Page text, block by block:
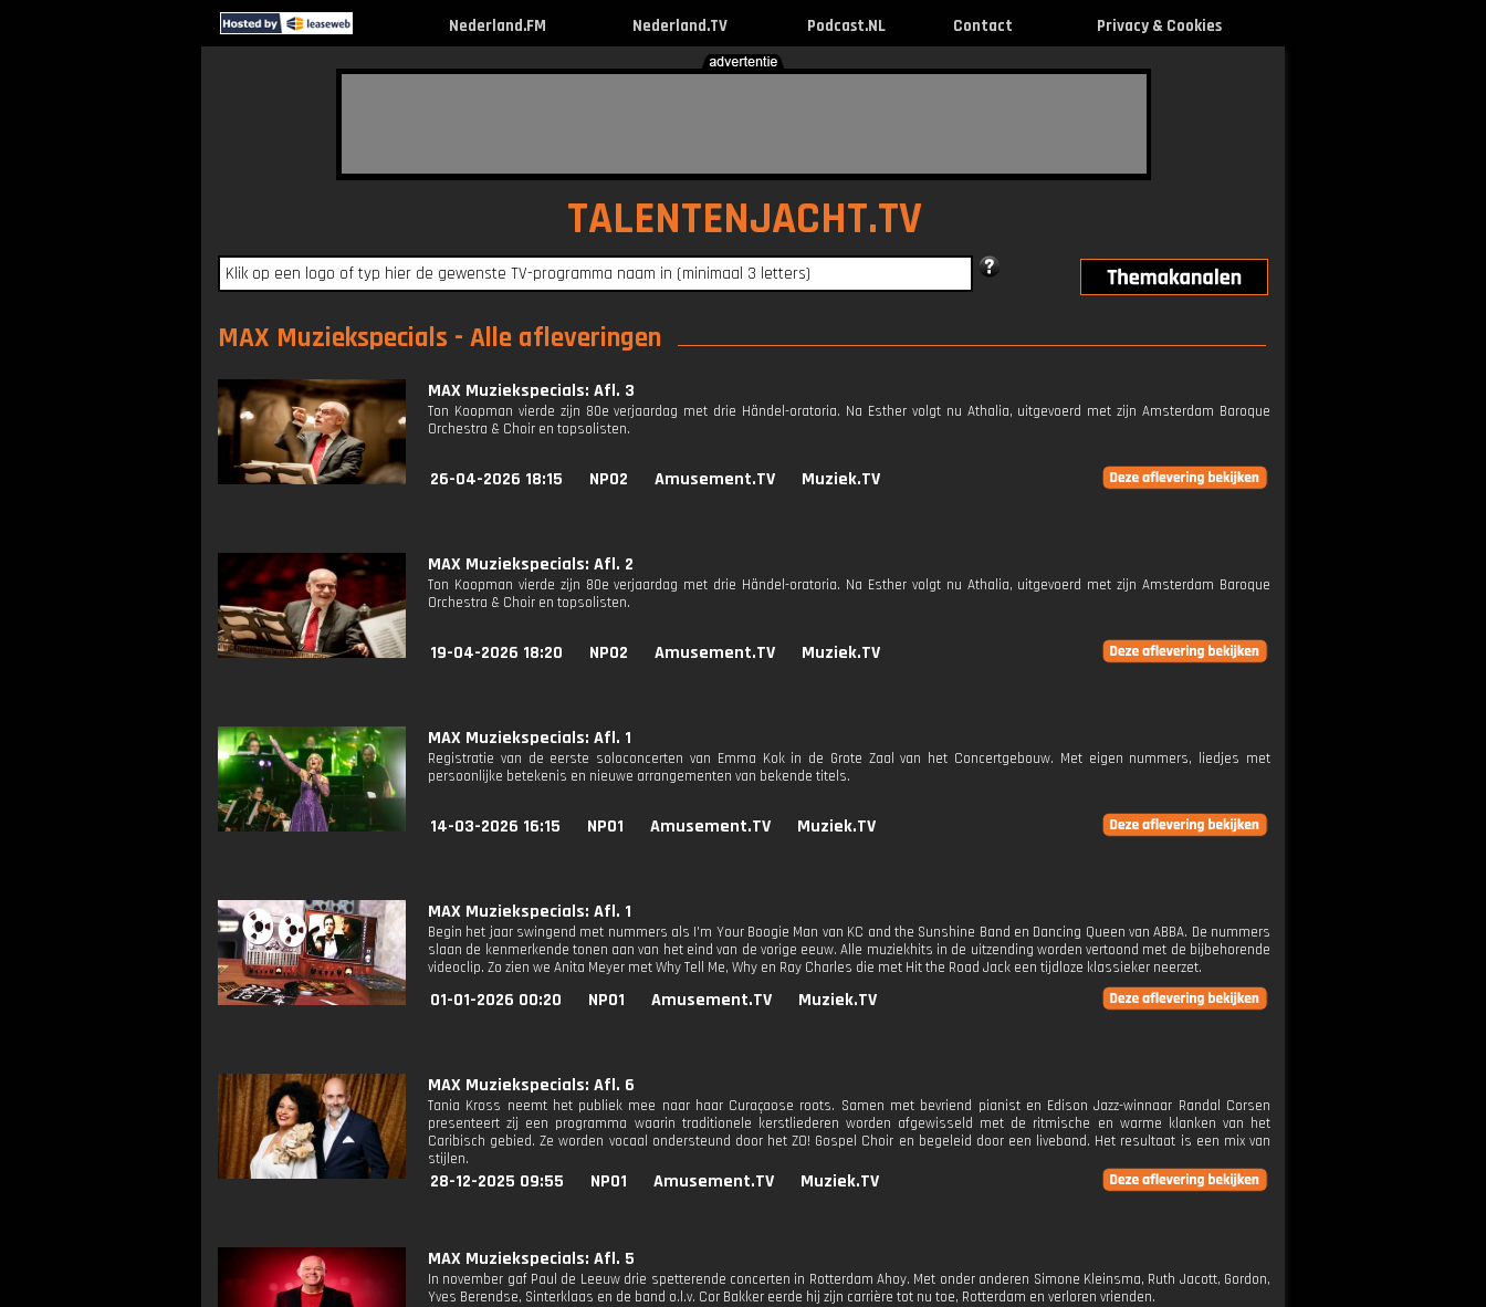
Nederland.FM Nederland.TV Podcast.NL Contact Privacy & Cookies
TALENTENJACHT.TV
MAX Muziekspecials - Alle afleveringen
MAX Muziekspecials: Afl. 3
Ton Koopman vierde zijn 80e verjaardag met drie Händel-oratoria. Na Esther volgt nu Athalia, uitgevoerd met zijn Amsterdam Baroque
Orchestra & Choir en top­solisten.
26-04-2026 18:15 NPO2 Amusement.TV Muziek.TV
MAX Muziekspecials: Afl. 2
Ton Koopman vierde zijn 80e verjaardag met drie Händel-oratoria. Na Esther volgt nu Athalia, uitgevoerd met zijn Amsterdam Baroque
Orchestra & Choir en top­solisten.
19-04-2026 18:20 NPO2 Amusement.TV Muziek.TV
MAX Muziekspecials: Afl. 1
Registratie van de eerste soloconcerten van Emma Kok in de Grote Zaal van het Concertgebouw. Met eigen nummers, liedjes met
persoonlijke betekenis en nieuwe arrangementen van bekende titels.
14-03-2026 16:15 NPO1 Amusement.TV Muziek.TV
MAX Muziekspecials: Afl. 1
Begin het jaar swingend met nummers als I'm Your Boogie Man van KC and the Sunshine Band en Dancing Queen van ABBA. De nummers
slaan de kenmerkende tonen aan van het eind van de vorige eeuw. Alle muziekhits in de uitzending worden vertoond met de bijbehorende
videoclip. Zo zien we Anita Meyer met Why Tell Me, Why en Ray Charles die met Hit the Road Jack een tijdloze klassieker neerzet.
01-01-2026 00:20 NPO1 Amusement.TV Muziek.TV
MAX Muziekspecials: Afl. 6
Tania Kross neemt het publiek mee naar haar Curaçaose roots. Samen met bevriend pianist en Edison Jazz-winnaar Randal Corsen
presenteert zij een programma waarin traditionele kerstliederen worden afgewisseld met de ritmische en warme klanken van het
Caribisch gebied. Ze worden vocaal ondersteund door het ZO! Gospel Choir en begeleid door een liveband. Het resultaat is een mix van
stijlen.
28-12-2025 09:55 NPO1 Amusement.TV Muziek.TV
MAX Muziekspecials: Afl. 5
In november gaf Paul de Leeuw drie spetterende concerten in Rotterdam Ahoy. Met onder anderen Simone Kleinsma, Ruth Jacott, Gordon,
Yves Berendse, Sinterklaas en de band o.l.v. Cor Bakker eerde hij zijn carrière tot nu toe, Rotterdam en verloren vrienden.